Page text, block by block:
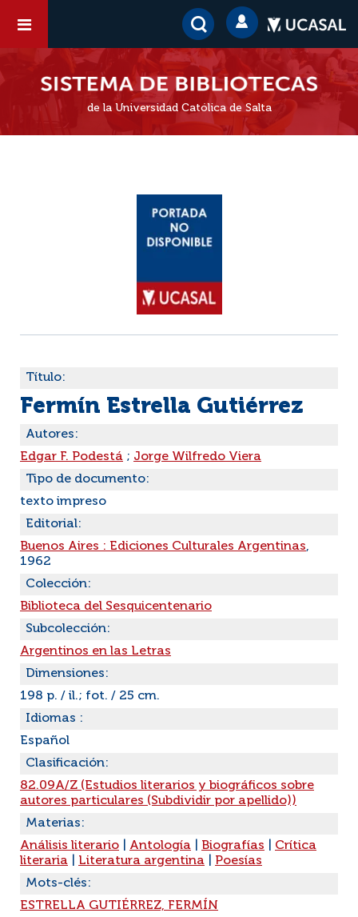
de la Universidad Católica de Salta
Título:
Fermín Estrella Gutiérrez
Autores:
Edgar F. Podestá ; Jorge Wilfredo Viera
Tipo de documento:
texto impreso
Editorial:
Buenos Aires : Ediciones Culturales Argentinas,
1962
Colección:
Biblioteca del Sesquicentenario
Subcolección:
Argentinos en las Letras
Dimensiones:
198 p. / il.; fot. / 25 cm.
Idiomas :
Español
Clasificación:
82.09A/Z (Estudios literarios y biográficos sobre
autores particulares (Subdividir por apellido))
Materias:
Análisis literario
Antología Biografías
Crítica
literaria
Literatura argentina
Poesías
Mots-clés:
ESTRELLA GUTIÉRREZ, FERMÍN